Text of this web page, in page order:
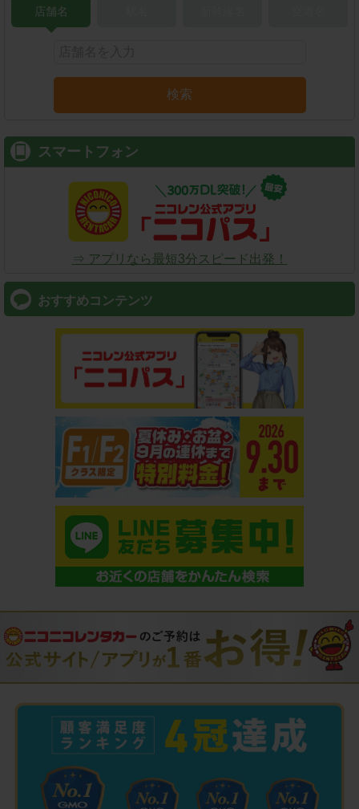
店舗名
検索
スマートフォン
⇒ アプリなら最短3分スピード出発！
おすすめコンテンツ